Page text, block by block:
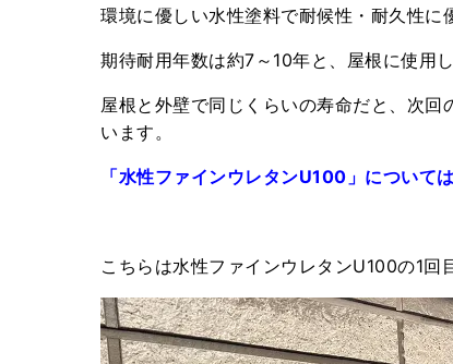
環境に優しい水性塗料で耐候性・耐久性に
期待耐用年数は約7～10年と、屋根に使用
屋根と外壁で同じくらいの寿命だと、次
います。
「水性ファインウレタンU100」について
こちらは水性ファインウレタンU100の1回